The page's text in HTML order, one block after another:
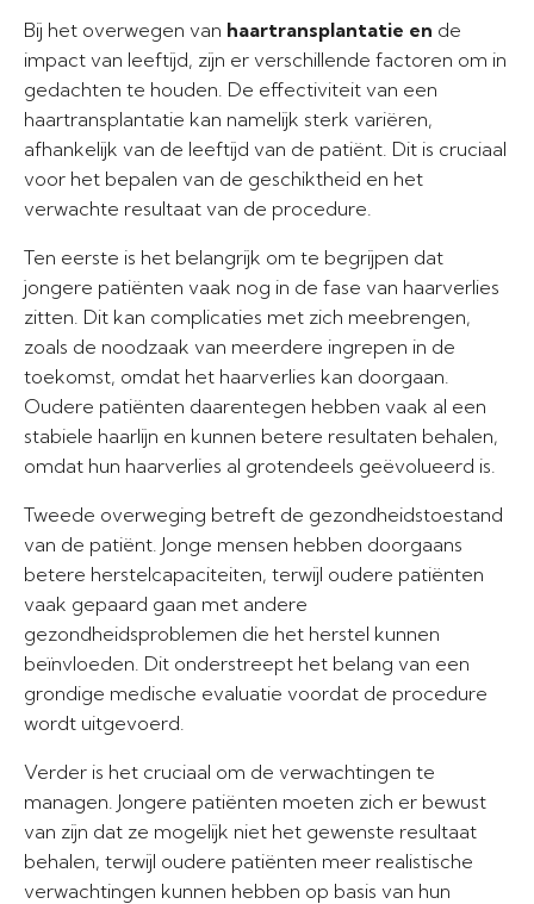
Bij het overwegen van haartransplantatie en de
impact van leeftijd, zijn er verschillende factoren om in
gedachten te houden. De effectiviteit van een
haartransplantatie kan namelijk sterk variëren,
afhankelijk van de leeftijd van de patiënt. Dit is cruciaal
voor het bepalen van de geschiktheid en het
verwachte resultaat van de procedure.
Ten eerste is het belangrijk om te begrijpen dat
jongere patiënten vaak nog in de fase van haarverlies
zitten. Dit kan complicaties met zich meebrengen,
zoals de noodzaak van meerdere ingrepen in de
toekomst, omdat het haarverlies kan doorgaan.
Oudere patiënten daarentegen hebben vaak al een
stabiele haarlijn en kunnen betere resultaten behalen,
omdat hun haarverlies al grotendeels geëvolueerd is.
Tweede overweging betreft de gezondheidstoestand
van de patiënt. Jonge mensen hebben doorgaans
betere herstelcapaciteiten, terwijl oudere patiënten
vaak gepaard gaan met andere
gezondheidsproblemen die het herstel kunnen
beïnvloeden. Dit onderstreept het belang van een
grondige medische evaluatie voordat de procedure
wordt uitgevoerd.
Verder is het cruciaal om de verwachtingen te
managen. Jongere patiënten moeten zich er bewust
van zijn dat ze mogelijk niet het gewenste resultaat
behalen, terwijl oudere patiënten meer realistische
verwachtingen kunnen hebben op basis van hun